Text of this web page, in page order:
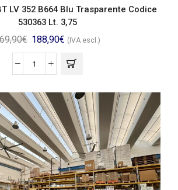
LV 352 B664 Blu Trasparente Codice
530363 Lt. 3,75
€ 188,90€ (IVA escl.)